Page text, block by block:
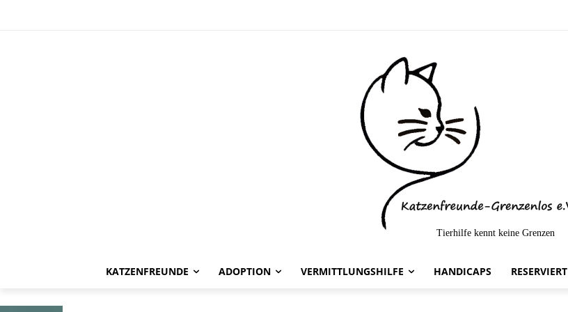
Tierhilfe kennt keine Grenzen
KATZENFREUNDE ADOPTION VERMITTLUNGSHILFE HANDICAPS RESERVIERT
Indigo -vermittelt-